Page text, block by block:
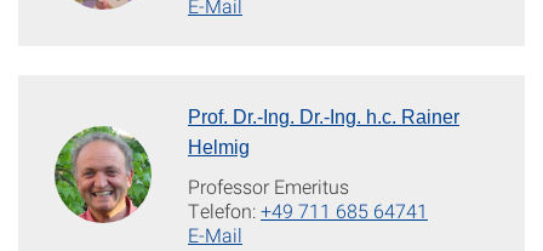
Prof. Dr.-Ing. Dr.-Ing. h.c. Rainer
Helmig
Professor Emeritus
Telefon:+49 711 685 64741
E-Mail